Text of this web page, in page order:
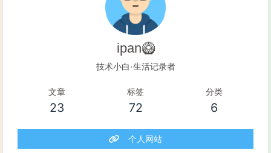
ipan🥝
技术小白·生活记录者
文章
23
标签
72
分类
6
个人网站